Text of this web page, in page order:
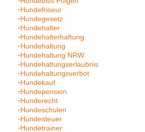
Hundefriseur
Hundegesetz
Hundehalter
Hundehalterhaftung
Hundehaltung
Hundehaltung NRW
Hundehaltungserlaubnis
Hundehaltungsverbot
Hundekauf
Hundepension
Hunderecht
Hundeschulen
Hundesteuer
Hundetrainer